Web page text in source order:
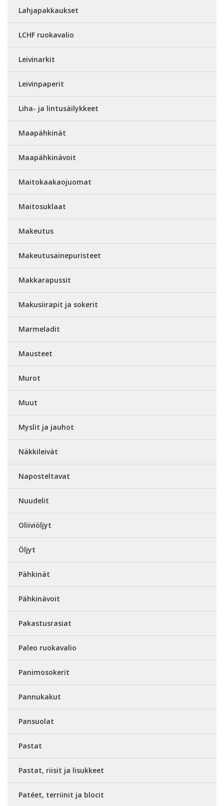
Lahjapakkaukset
LCHF ruokavalio
Leivinarkit
Leivinpaperit
Liha- ja lintusäilykkeet
Maapähkinät
Maapähkinävoit
Maitokaakaojuomat
Maitosuklaat
Makeutus
Makeutusainepuristeet
Makkarapussit
Makusiirapit ja sokerit
Marmeladit
Mausteet
Murot
Muut
Myslit ja jauhot
Näkkileivät
Naposteltavat
Nuudelit
Oliiviöljyt
Öljyt
Pähkinät
Pähkinävoit
Pakastusrasiat
Paleo ruokavalio
Panimosokerit
Pannukakut
Pansuolat
Pastat
Pastat, riisit ja lisukkeet
Patéet, terriinit ja blocit